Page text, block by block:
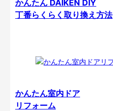
かんたん DAIKEN DIY
丁番らくらく取り換え方法
かんたん室内ドア
リフォーム